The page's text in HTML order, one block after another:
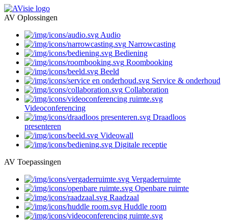
AV Oplossingen
Audio
Narrowcasting
Bediening
Roombooking
Beeld
Service & onderhoud
Collaboration
Videoconferencing
Draadloos
presenteren
Videowall
Digitale receptie
AV Toepassingen
Vergaderruimte
Openbare ruimte
Raadzaal
Huddle room